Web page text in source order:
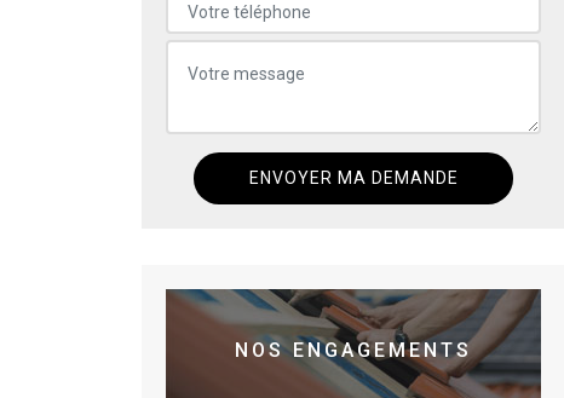
NOS ENGAGEMENTS